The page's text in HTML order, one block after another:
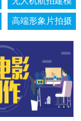
高端形象片拍摄